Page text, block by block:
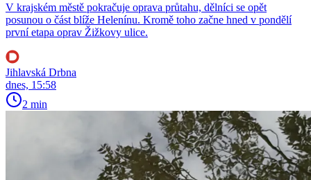
V krajském městě pokračuje oprava průtahu, dělníci se opět
posunou o část blíže Helenínu. Kromě toho začne hned v pondělí
první etapa oprav Žižkovy ulice.
Jihlavská Drbna
dnes, 15:58
2 min